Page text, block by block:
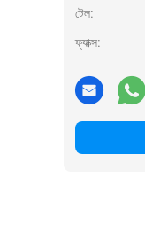
টেল:
ফ্যাক্স: